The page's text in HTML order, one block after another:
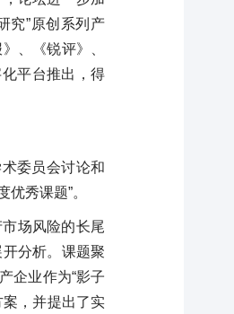
究”原创系列产
、《锐评》、
平台推出，得
委员会讨论和
秀课题”。
场风险的长尾
分析。课题聚
企业作为“影子
案，并提出了实